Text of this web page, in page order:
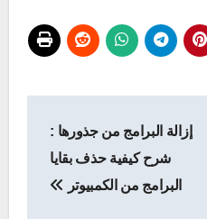
إزالة البرامج من جذورها :
شرح كيفية حذف بقايا
البرامج من الكمبيوتر